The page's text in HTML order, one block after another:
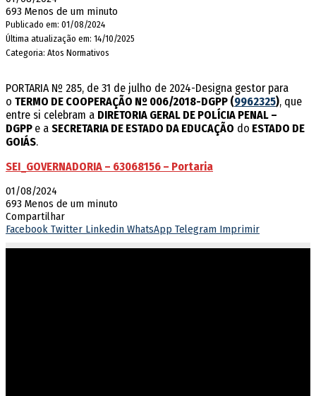
693 Menos de um minuto
Publicado em: 01/08/2024
Última atualização em: 14/10/2025
Categoria: Atos Normativos
PORTARIA Nº 285, de 31 de julho de 2024-Designa gestor para
o TERMO DE COOPERAÇÃO Nº 006/2018-DGPP​ (9962325), que
entre si celebram a DIRETORIA GERAL DE POLÍCIA PENAL –
DGPP e a SECRETARIA DE ESTADO DA EDUCAÇÃO do ESTADO DE
GOIÁS.
SEI_GOVERNADORIA – 63068156 – Portaria
01/08/2024
693 Menos de um minuto
Compartilhar
Facebook Twitter Linkedin WhatsApp Telegram Imprimir